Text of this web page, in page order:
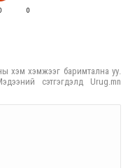
0
хэм хэмжээг баримтална уу.
сэтгэгдэлд Urug.mn